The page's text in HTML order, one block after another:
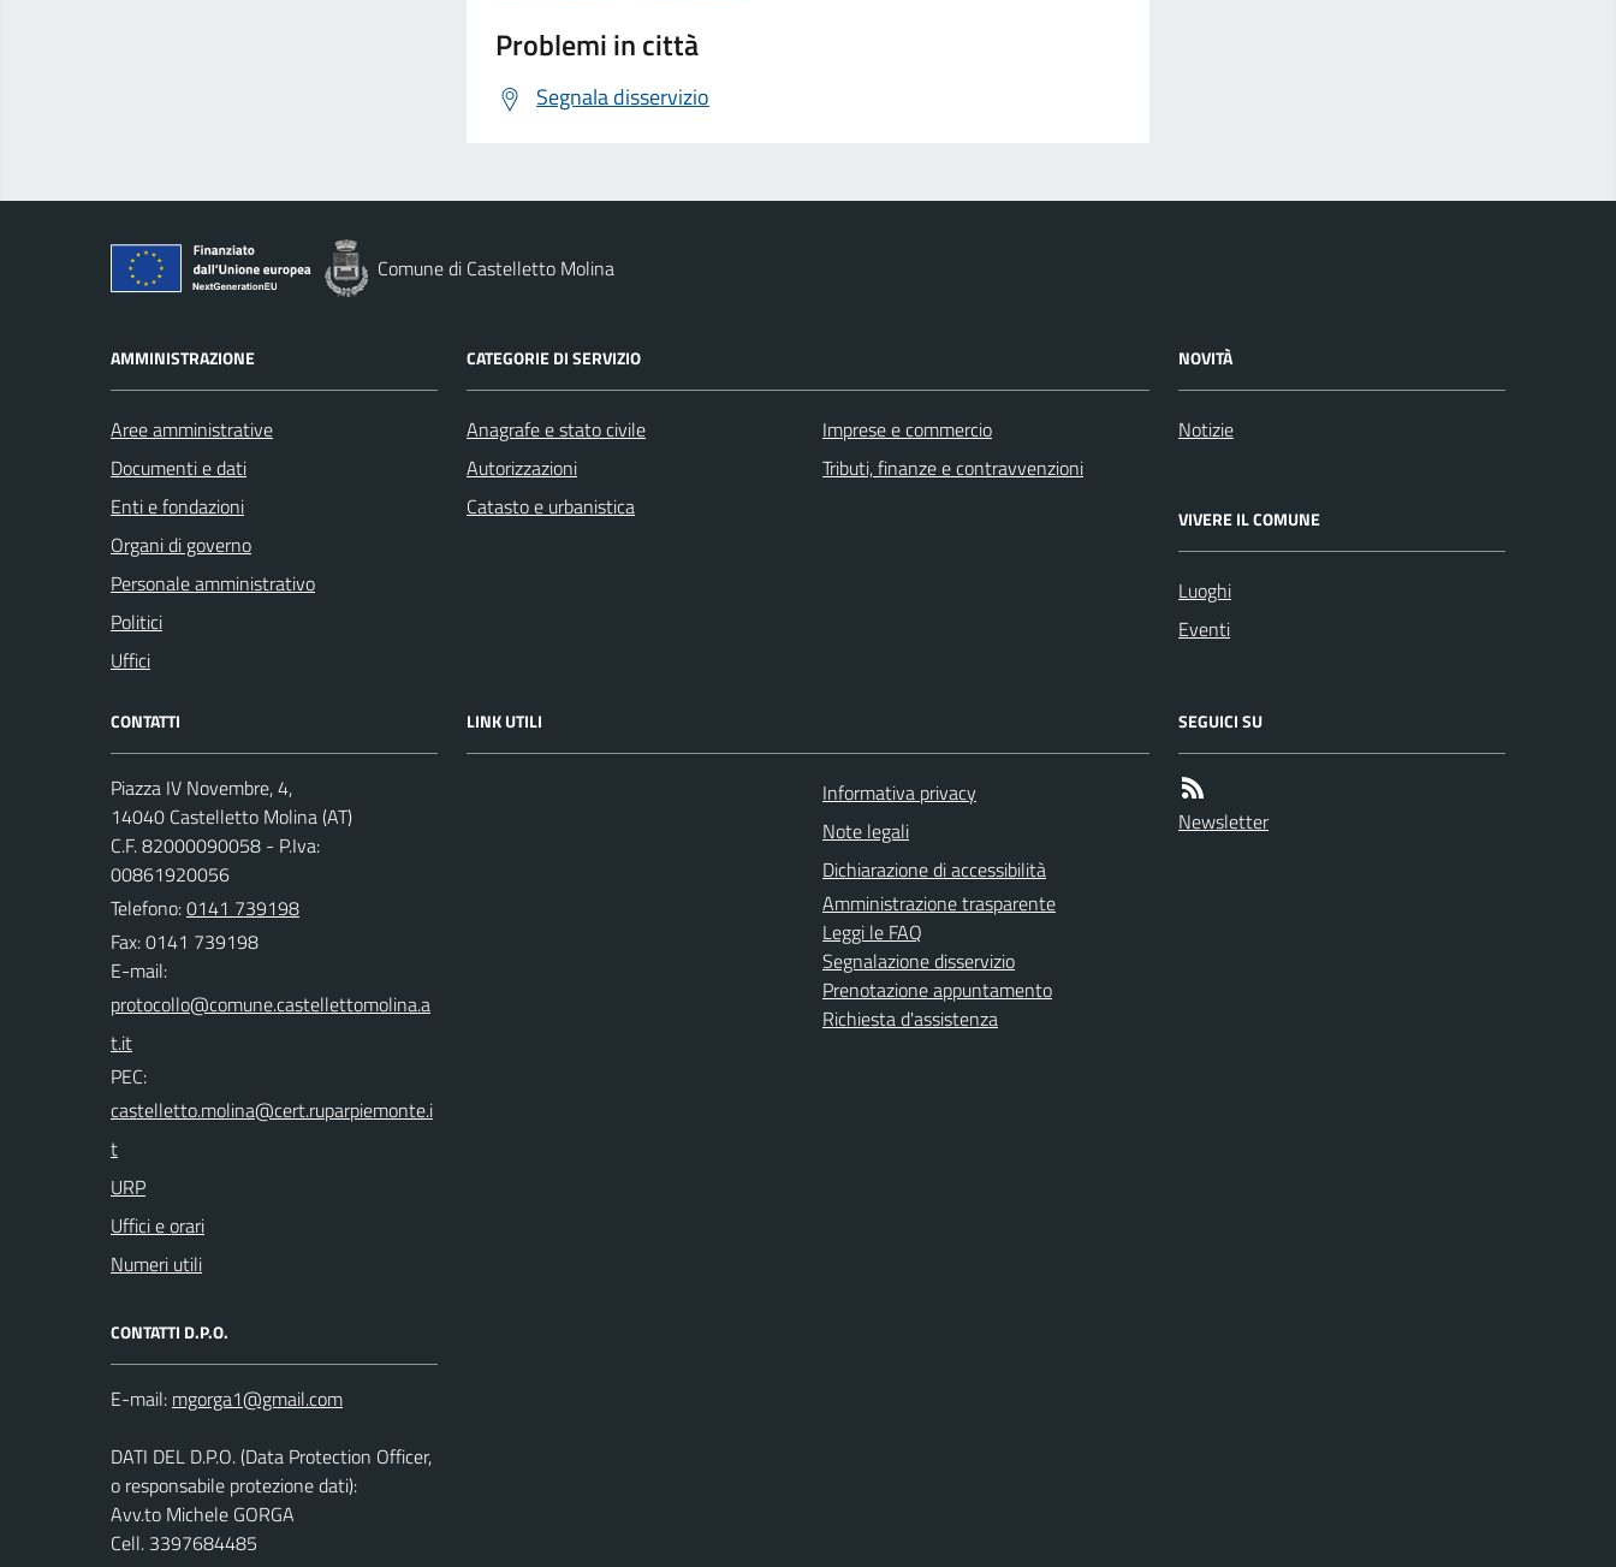
Problemi in città
Segnala disservizio
Comune di Castelletto Molina
AMMINISTRAZIONE
Aree amministrative
Documenti e dati
Enti e fondazioni
Organi di governo
Personale amministrativo
Politici
Uffici
CATEGORIE DI SERVIZIO
Anagrafe e stato civile
Autorizzazioni
Catasto e urbanistica
Imprese e commercio
Tributi, finanze e contravvenzioni
NOVITÀ
Notizie
VIVERE IL COMUNE
Luoghi
Eventi
CONTATTI
Piazza IV Novembre, 4,
14040 Castelletto Molina (AT)
C.F. 82000090058 - P.Iva:
00861920056
Telefono:0141 739198
Fax: 0141 739198
E-mail:
PEC:
URP
Uffici e orari
Numeri utili
CONTATTI D.P.O.
E-mail:
DATI DEL D.P.O. (Data Protection Officer,
o responsabile protezione dati):
Avv.to Michele GORGA
Cell. 3397684485
LINK UTILI
Informativa privacy
Note legali
Dichiarazione di accessibilità
Amministrazione trasparente
Leggi le FAQ
Segnalazione disservizio
Prenotazione appuntamento
Richiesta d'assistenza
SEGUICI SU
Newsletter